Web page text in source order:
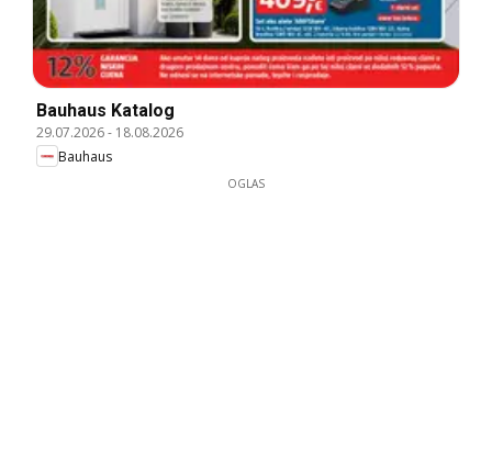
Bauhaus Katalog
29.07.2026- 18.08.2026
Bauhaus
OGLAS